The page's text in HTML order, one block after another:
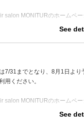
salon MONITURのホームペー
・敏感肌などでヘアカラーを
だけるように、お悩みを一
See
7/31までとなり、8月1日より
用ください。
salon MONITURのホームペー
See